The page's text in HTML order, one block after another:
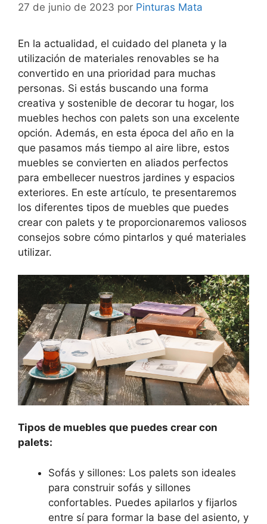
27 de junio de 2023 por Pinturas Mata
En la actualidad, el cuidado del planeta y la
utilización de materiales renovables se ha
convertido en una prioridad para muchas
personas. Si estás buscando una forma
creativa y sostenible de decorar tu hogar, los
muebles hechos con palets son una excelente
opción. Además, en esta época del año en la
que pasamos más tiempo al aire libre, estos
muebles se convierten en aliados perfectos
para embellecer nuestros jardines y espacios
exteriores. En este artículo, te presentaremos
los diferentes tipos de muebles que puedes
crear con palets y te proporcionaremos valiosos
consejos sobre cómo pintarlos y qué materiales
utilizar.
Tipos de muebles que puedes crear con
palets:
Sofás y sillones: Los palets son ideales
para construir sofás y sillones
confortables. Puedes apilarlos y fijarlos
entre sí para formar la base del asiento, y